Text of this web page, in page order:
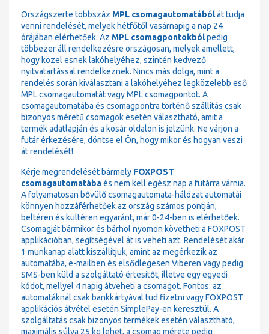
Országszerte többszáz MPL csomagautomatábólát tudja
venni rendelését, melyek hétfőtől vasárnapig a nap 24
órájában elérhetőek. Az MPL csomagpontokbólpedig
többezer áll rendelkezésre országosan, melyek amellett,
hogy közel esnek lakóhelyéhez, szintén kedvező
nyitvatartással rendelkeznek. Nincs más dolga, mint a
rendelés során kiválasztani a lakóhelyéhez legközelebb eső
MPL csomagautomatát vagy MPL csomagpontot. A
csomagautomatába és csomagpontra történő szállítás csak
bizonyos méretű csomagok esetén választható, amit a
termék adatlapján és a kosár oldalon is jelzünk. Ne várjon a
futár érkezésére, döntse el Ön, hogy mikor és hogyan veszi
át rendelését!
Kérje megrendelését bármely FOXPOST
csomagautomatábaés nem kell egész nap a futárra várnia.
A folyamatosan bővülő csomagautomata-hálózat automatái
könnyen hozzáférhetőek az ország számos pontján,
beltéren és kültéren egyaránt, már 0-24-ben is elérhetőek.
Csomagját bármikor és bárhol nyomon követheti a FOXPOST
applikációban, segítségével át is veheti azt. Rendelését akár
1 munkanap alatt kiszállítjuk, amint az megérkezik az
automatába, e-mailben és elsődlegesen Viberen vagy pedig
SMS-ben küld a szolgáltató értesítőt, illetve egy egyedi
kódot, mellyel 4 napig átveheti a csomagot. Fontos: az
automatáknál csak bankkártyával tud fizetni vagy FOXPOST
applikációs átvétel esetén SimplePay-en keresztül. A
szolgáltatás csak bizonyos termékek esetén választható,
maximális súlya 25 kg lehet, a csomag mérete pedig